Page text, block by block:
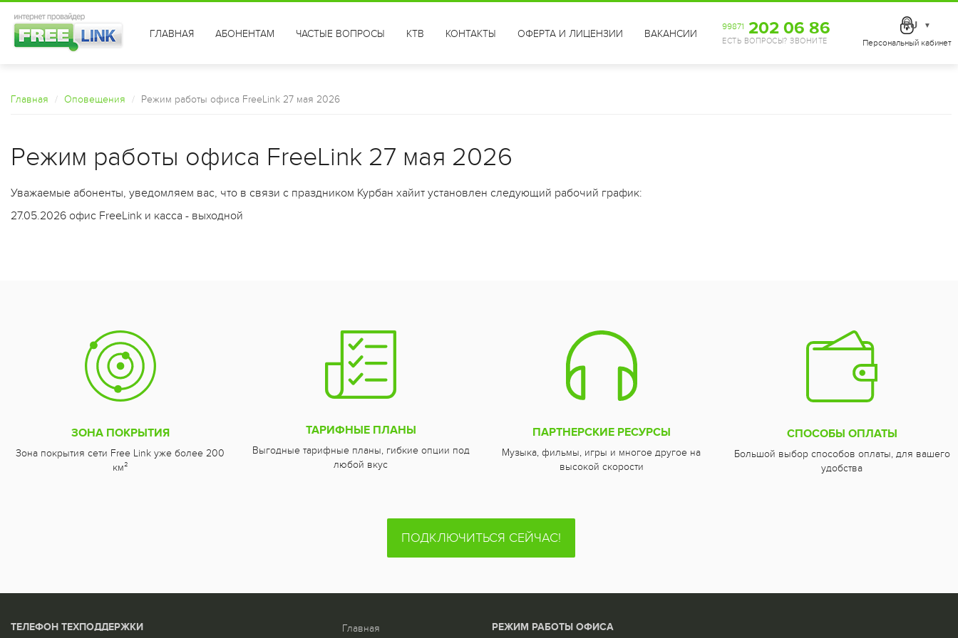
ГЛАВНАЯ АБОНЕНТАМ ЧАСТЫЕ ВОПРОСЫ КТВ КОНТАКТЫ ОФЕРТА И ЛИЦЕНЗИИ ВАКАНСИИ
99871 202 06 86
ЕСТЬ ВОПРОСЫ? ЗВОНИТЕ Персональный кабинет
RU ▼
Главная Оповещения Режим работы офиса FreeLink 27 мая 2026
Режим работы офиса FreeLink 27 мая 2026
Уважаемые абоненты, уведомляем вас, что в связи с праздником Курбан хайит установлен следующий рабочий график:
27.05.2026 офис FreeLink и касса - выходной
ЗОНА ПОКРЫТИЯ
Зона покрытия сети Free Link уже более 200
км²
ТАРИФНЫЕ ПЛАНЫ
Выгодные тарифные планы, гибкие опции под
любой вкус
ПАРТНЕРСКИЕ РЕСУРСЫ
Музыка, фильмы, игры и многое другое на
высокой скорости
СПОСОБЫ ОПЛАТЫ
Большой выбор способов оплаты, для вашего
удобства
ПОДКЛЮЧИТЬСЯ СЕЙЧАС!
ТЕЛЕФОН ТЕХПОДДЕРЖКИ Главная РЕЖИМ РАБОТЫ ОФИСА